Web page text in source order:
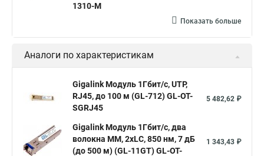
1310-M
Показать больше
Аналоги по характеристикам
Gigalink Модуль 1Гбит/c, UTP,
RJ45, до 100 м (GL-712) GL-OT-
SGRJ45
5 482,62 ₽
Gigalink Модуль 1Гбит/c, два
волокна МM, 2xLC, 850 нм, 7 дБ
(до 500 м) (GL-11GT) GL-OT-
1 343,43 ₽